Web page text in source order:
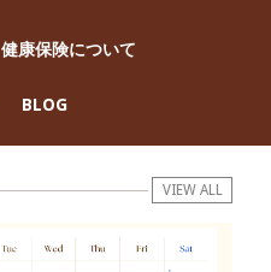
健康保険について
BLOG
VIEW ALL